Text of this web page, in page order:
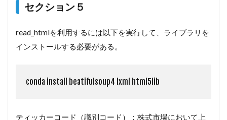
セクション５
read_htmlを利用するには以下を実行して、ライブラリを
インストールする必要がある。
conda install beatifulsoup4 lxml html5lib
ティッカーコード（識別コード）：株式市場において上